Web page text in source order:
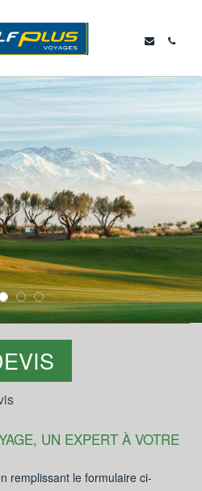
UN EXPERT À VOTRE
remplissant le formulaire ci-